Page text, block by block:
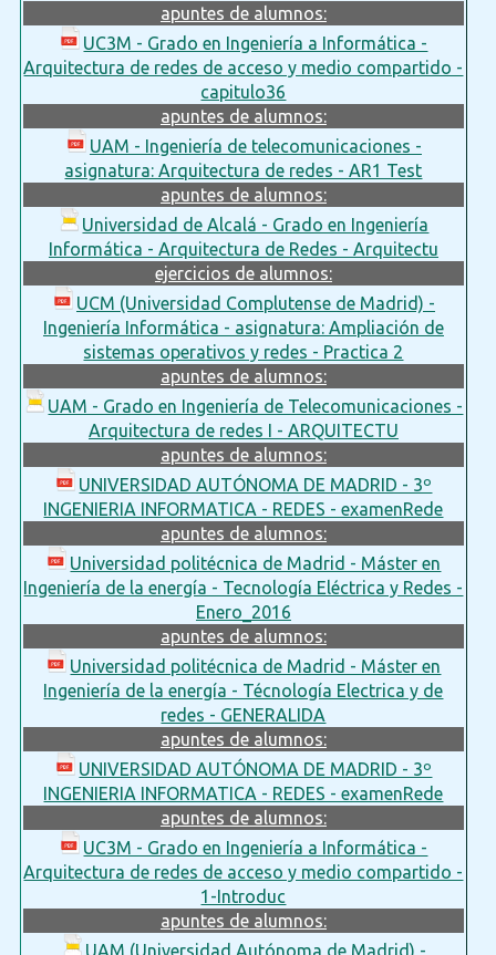
apuntes de alumnos:
UC3M - Grado en Ingeniería a Informática -
Arquitectura de redes de acceso y medio compartido -
capitulo36
apuntes de alumnos:
UAM - Ingeniería de telecomunicaciones -
asignatura: Arquitectura de redes - AR1 Test
apuntes de alumnos:
Universidad de Alcalá - Grado en Ingeniería
Informática - Arquitectura de Redes - Arquitectu
ejercicios de alumnos:
UCM (Universidad Complutense de Madrid) -
Ingeniería Informática - asignatura: Ampliación de
sistemas operativos y redes - Practica 2
apuntes de alumnos:
UAM - Grado en Ingeniería de Telecomunicaciones -
Arquitectura de redes I - ARQUITECTU
apuntes de alumnos:
UNIVERSIDAD AUTÓNOMA DE MADRID - 3º
INGENIERIA INFORMATICA - REDES - examenRede
apuntes de alumnos:
Universidad politécnica de Madrid - Máster en
Ingeniería de la energía - Tecnología Eléctrica y Redes -
Enero_2016
apuntes de alumnos:
Universidad politécnica de Madrid - Máster en
Ingeniería de la energía - Técnología Electrica y de
redes - GENERALIDA
apuntes de alumnos:
UNIVERSIDAD AUTÓNOMA DE MADRID - 3º
INGENIERIA INFORMATICA - REDES - examenRede
apuntes de alumnos:
UC3M - Grado en Ingeniería a Informática -
Arquitectura de redes de acceso y medio compartido -
1-Introduc
apuntes de alumnos:
UAM (Universidad Autónoma de Madrid) -